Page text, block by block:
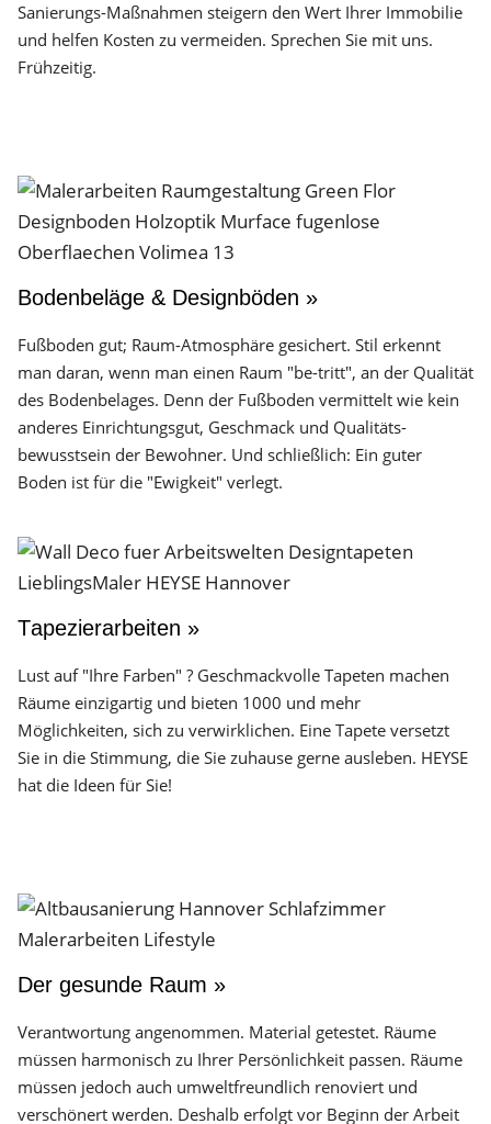
Sanierungs-Maßnahmen steigern den Wert Ihrer Immobilie
und helfen Kosten zu vermeiden. Sprechen Sie mit uns.
Frühzeitig.
Bodenbeläge & Designböden »
Fußboden gut; Raum-Atmosphäre gesichert. Stil erkennt
man daran, wenn man einen Raum "be-tritt", an der Qualität
des Boden­belages. Denn der Fuß­boden vermittelt wie kein
anderes Einrichtungs­gut, Geschmack und Qualitäts­
bewusstsein der Bewohner. Und schließlich: Ein guter
Boden ist für die "Ewigkeit" verlegt.
Tapezierarbeiten »
Lust auf "Ihre Farben" ? Geschmackvolle Tapeten machen
Räume einzigartig und bieten 1000 und mehr
Möglichkeiten, sich zu verwirklichen. Eine Tapete versetzt
Sie in die Stimmung, die Sie zuhause gerne ausleben. HEYSE
hat die Ideen für Sie!
Der gesunde Raum »
Verantwortung angenommen. Material getestet. Räume
müssen harmonisch zu Ihrer Persönlichkeit passen. Räume
müssen jedoch auch umweltfreundlich renoviert und
verschönert werden. Deshalb erfolgt vor Beginn der Arbeit